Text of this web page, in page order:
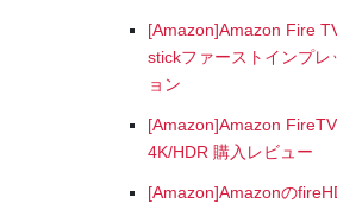
[Amazon]Amazon Fire
stickファーストインプレ
ョン
[Amazon]Amazon FireTV
4K/HDR 購入レビュー
[Amazon]Amazonの